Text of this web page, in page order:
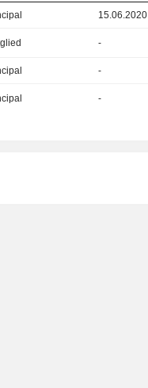
15.06.2020
-
-
-